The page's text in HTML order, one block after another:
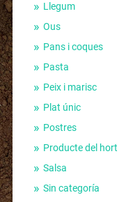
Llegum
Ous
Pans i coques
Pasta
Peix i marisc
Plat únic
Postres
Producte del hort
Salsa
Sin categoría